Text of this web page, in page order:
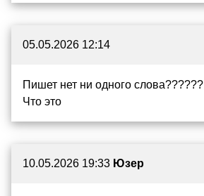
05.05.2026 12:14
Пишет нет ни одного слова??????
Что это
10.05.2026 19:33 Юзер